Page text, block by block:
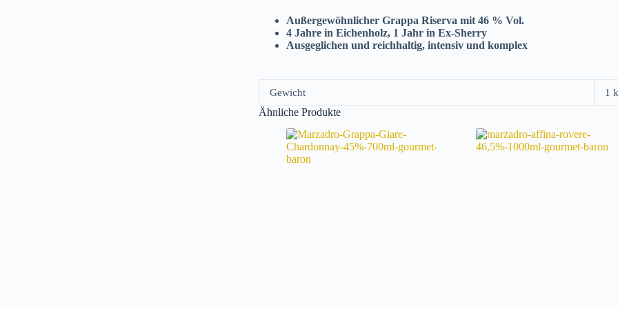
Außergewöhnlicher Grappa Riserva mit 46 % Vol.
4 Jahre in Eichenholz, 1 Jahr in Ex-Sherry
Ausgeglichen und reichhaltig, intensiv und komplex
Gewicht 1
Ähnliche Produkte